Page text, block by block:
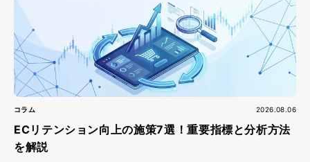
コラム 2026.08.06
ECリテンション向上の施策7選！重要指標と分析方法
を解説